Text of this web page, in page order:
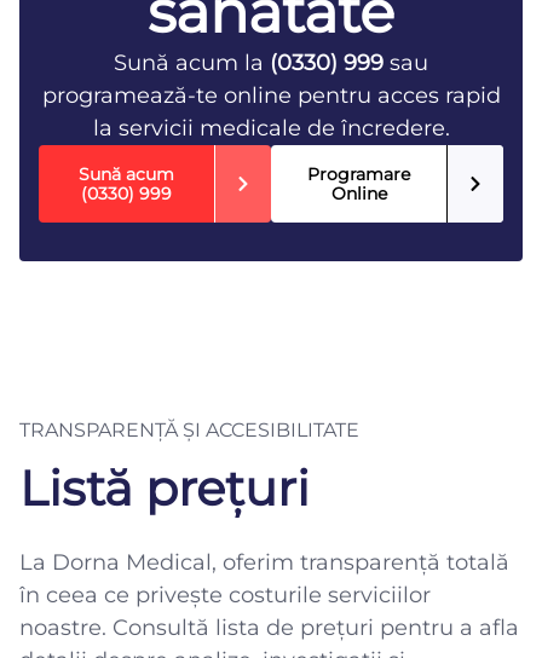
Sună acum la (0330) 999 sau
programează-te online pentru acces rapid
la servicii medicale de încredere.
Sună acum
(0330) 999
Programare
Online
TRANSPARENȚĂ ȘI ACCESIBILITATE
Listă prețuri
La Dorna Medical, oferim transparență totală
în ceea ce privește costurile serviciilor
noastre. Consultă lista de prețuri pentru a afla